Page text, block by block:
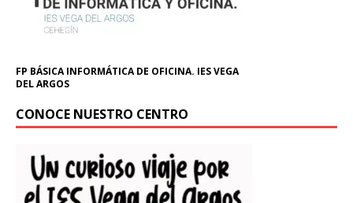
FP BÁSICA INFORMÁTICA DE OFICINA. IES VEGA
DEL ARGOS
CONOCE NUESTRO CENTRO